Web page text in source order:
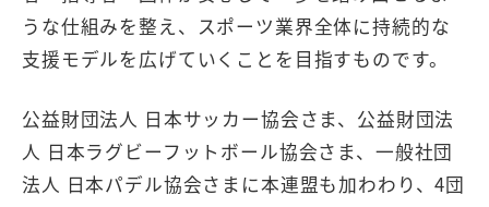
うな仕組みを整え、スポーツ業界全体に持続的な
支援モデルを広げていくことを目指すものです。
公益財団法人 日本サッカー協会さま、公益財団法
人 日本ラグビーフットボール協会さま、一般社団
法人 日本パデル協会さまに本連盟も加わわり、4団